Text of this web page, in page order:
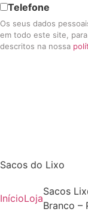
Telefone
Os seus dados
em todo este site,
descritos na nossa
Sacos do Lixo
InícioLoja
Sacos
Branco –